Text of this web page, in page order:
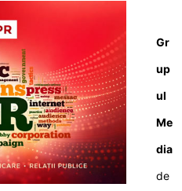
Gr
up
ul
Me
dia
de